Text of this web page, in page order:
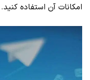
امکانات آن استفاده کنید.